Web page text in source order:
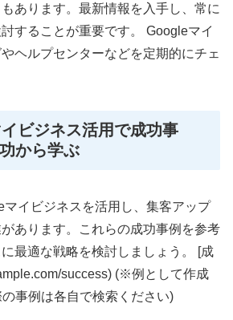
あります。最新情報を入手し、常に
することが重要です。 Googleマイ
ヘルプセンターなどを定期的にチェ
ビジネス活用で成功事
から学ぶ
イビジネスを活用し、集客アップ
あります。これらの成功事例を参考
最適な戦略を検討しましょう。 [成
success) (※例として作成
事例は各自で検索ください)